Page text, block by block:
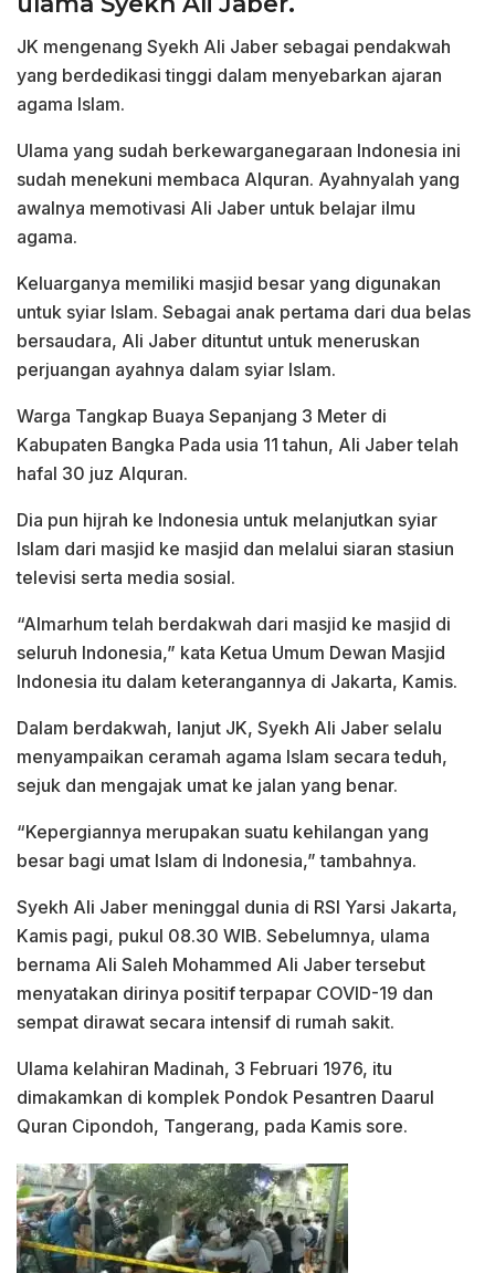
JK mengenang Syekh Ali Jaber sebagai pendakwah
yang berdedikasi tinggi dalam menyebarkan ajaran
agama Islam.
Ulama yang sudah berkewarganegaraan Indonesia ini
sudah menekuni membaca Alquran. Ayahnyalah yang
awalnya memotivasi Ali Jaber untuk belajar ilmu
agama.
Keluarganya memiliki masjid besar yang digunakan
untuk syiar Islam. Sebagai anak pertama dari dua belas
bersaudara, Ali Jaber dituntut untuk meneruskan
perjuangan ayahnya dalam syiar Islam.
Warga Tangkap Buaya Sepanjang 3 Meter di
Kabupaten Bangka Pada usia 11 tahun, Ali Jaber telah
hafal 30 juz Alquran.
Dia pun hijrah ke Indonesia untuk melanjutkan syiar
Islam dari masjid ke masjid dan melalui siaran stasiun
televisi serta media sosial.
“Almarhum telah berdakwah dari masjid ke masjid di
seluruh Indonesia,” kata Ketua Umum Dewan Masjid
Indonesia itu dalam keterangannya di Jakarta, Kamis.
Dalam berdakwah, lanjut JK, Syekh Ali Jaber selalu
menyampaikan ceramah agama Islam secara teduh,
sejuk dan mengajak umat ke jalan yang benar.
“Kepergiannya merupakan suatu kehilangan yang
besar bagi umat Islam di Indonesia,” tambahnya.
Syekh Ali Jaber meninggal dunia di RSI Yarsi Jakarta,
Kamis pagi, pukul 08.30 WIB. Sebelumnya, ulama
bernama Ali Saleh Mohammed Ali Jaber tersebut
menyatakan dirinya positif terpapar COVID-19 dan
sempat dirawat secara intensif di rumah sakit.
Ulama kelahiran Madinah, 3 Februari 1976, itu
dimakamkan di komplek Pondok Pesantren Daarul
Quran Cipondoh, Tangerang, pada Kamis sore.